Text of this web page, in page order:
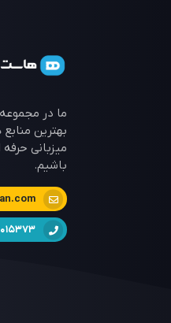
ما در
بهترین
میزبانی
باشیم.